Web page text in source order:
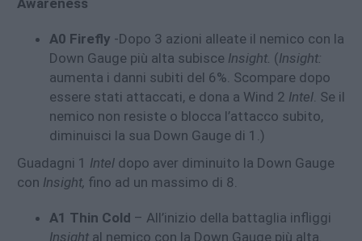
A0 Firefly -Dopo 3 azioni alleate il nemico con la
Down Gauge più alta subisce Insight. (Insight:
aumenta i danni subiti del 6%. Scompare dopo
essere stati attaccati, e dona a Wind 2 Intel . Se il
nemico non resiste o blocca l’attacco subito,
diminuisci la sua Down Gauge di 1.)
Guadagni 1 Intel dopo aver diminuito la Down Gauge
con Insight, fino ad un massimo di 8.
A1 Thin Cold – All’inizio della battaglia infliggi
Insight al nemico con la Down Gauge più alta.